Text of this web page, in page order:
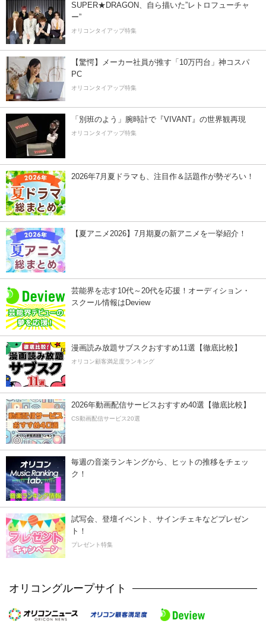
SUPER★DRAGON、自ら描いた”レトロフューチャ
ー”
オリコンタイアップ特集
【驚愕】メーカー社員が推す「10万円台」神コスパ
PC
オリコンタイアップ特集
「別班のよう」腕時計で『VIVANT』の世界観再現
オリコンタイアップ特集
2026年7月夏ドラマも、注目作＆話題作が勢ぞろい！
【夏アニメ2026】7月期夏の新アニメを一挙紹介！
芸能界を志す10代～20代を応援！オーディション・
スクール情報はDeview
漫画読み放題サブスクおすすめ11選【徹底比較】
オリコン顧客満足度ランキング
2026年動画配信サービスおすすめ40選【徹底比較】
CS動画配信サービス20選
毎週の音楽ランキングから、ヒットの推移をチェッ
ク！
試写会、登壇イベント、サインチェキなどプレゼン
ト！
プレゼント特集
オリコングループサイト